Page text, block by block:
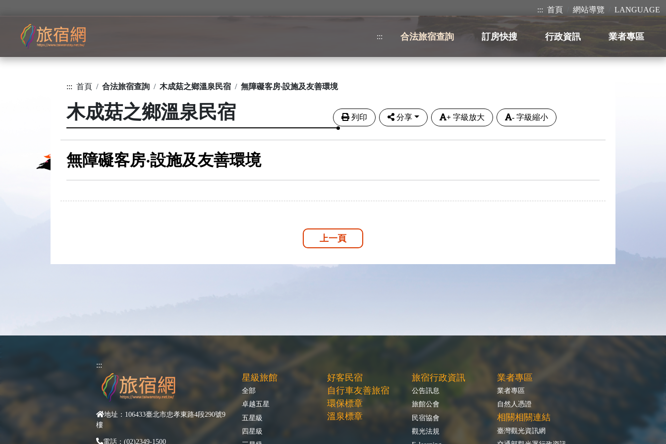
::: 首頁 網站導覽 LANGUAGE
::: 合法旅宿查詢 訂房快搜 行政資訊 業者專區
::: 首頁 合法旅宿查詢 木成菇之鄉溫泉民宿 無障礙客房‧設施及友善環境
木成菇之鄉溫泉民宿 列印 分享 + 字級放大 - 字級縮小
無障礙客房‧設施及友善環境
上一頁
:::
地址：106433臺北市忠孝東路4段290號9
樓
電話：(02)2349-1500
星級旅館
全部
卓越五星
五星級
四星級
好客民宿
自行車友善旅宿
環保標章
溫泉標章
旅宿行政資訊
公告訊息
旅館公會
民宿協會
觀光法規
業者專區
業者專區
自然人憑證
相關相關連結
臺灣觀光資訊網